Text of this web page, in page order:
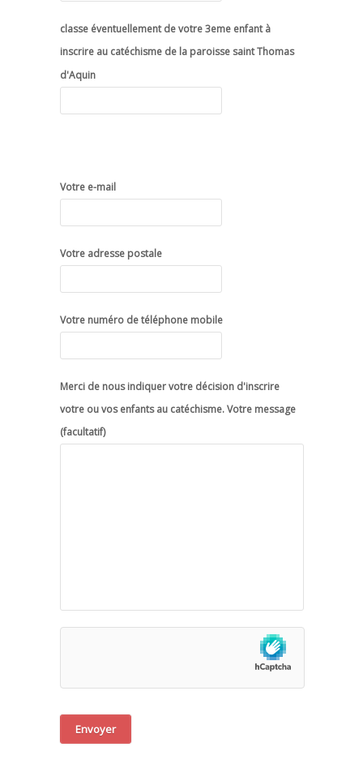
classe éventuellement de votre 3eme enfant à
inscrire au catéchisme de la paroisse saint Thomas
d'Aquin
Votre e-mail
Votre adresse postale
Votre numéro de téléphone mobile
Merci de nous indiquer votre décision d'inscrire
votre ou vos enfants au catéchisme. Votre message
(facultatif)